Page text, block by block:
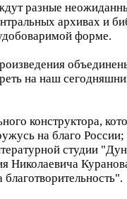
разные
архивах и
форме.
на наш
конструктора,
на благо
студии
Николаевича